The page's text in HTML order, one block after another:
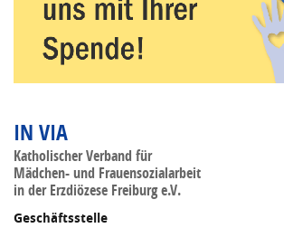
IN VIA
Katholischer Verband für
Mädchen- und Frauensozialarbeit
in der Erzdiözese Freiburg e.V.
Geschäftsstelle